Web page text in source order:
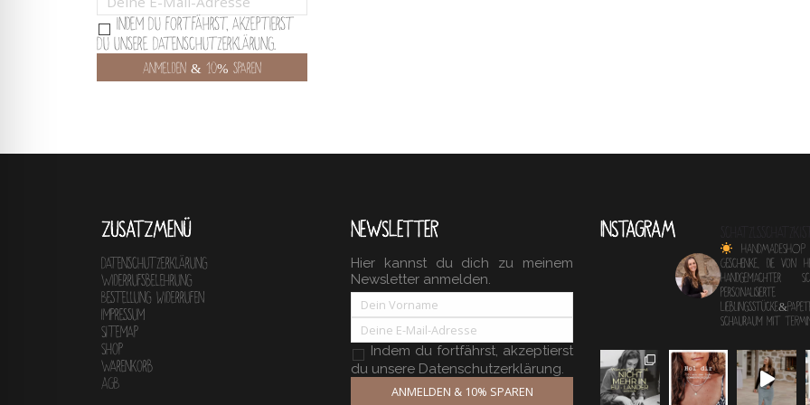
Indem Du fortfährst, akzeptierst
Du unsere Datenschutzerklärung.
ZUSATZMENÜ
Datenschutzerklärung
Widerrufsbelehrung
Bestellung widerrufen
Impressum
Sitemap
Shop
Warenkorb
AGB
NEWSLETTER
Hier kannst du dich zu meinem
Newsletter anmelden.
Indem du fortfährst, akzeptierst
du unsere Datenschutzerklärung.
ANMELDEN & 10% SPAREN
INSTAGRAM
Geschenke, die von
Handgemachter
personalisierte
Schauraum mit